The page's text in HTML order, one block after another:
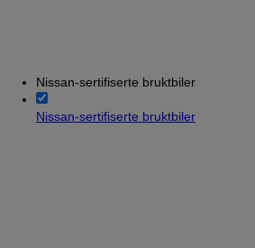
Nissan-sertifiserte bruktbiler
Nissan-sertifiserte bruktbiler